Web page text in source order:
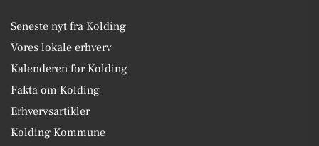
Seneste nyt fra Kolding
Vores lokale erhverv
Kalenderen for Kolding
Fakta om Kolding
Erhvervsartikler
Kolding Kommune